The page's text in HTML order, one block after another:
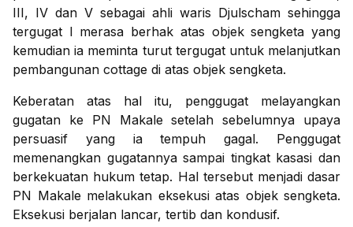
III, IV dan V sebagai ahli waris Djulscham sehingga
tergugat I merasa berhak atas objek sengketa yang
kemudian ia meminta turut tergugat untuk melanjutkan
pembangunan cottage di atas objek sengketa.
Keberatan atas hal itu, penggugat melayangkan
gugatan ke PN Makale setelah sebelumnya upaya
persuasif yang ia tempuh gagal. Penggugat
memenangkan gugatannya sampai tingkat kasasi dan
berkekuatan hukum tetap. Hal tersebut menjadi dasar
PN Makale melakukan eksekusi atas objek sengketa.
Eksekusi berjalan lancar, tertib dan kondusif.